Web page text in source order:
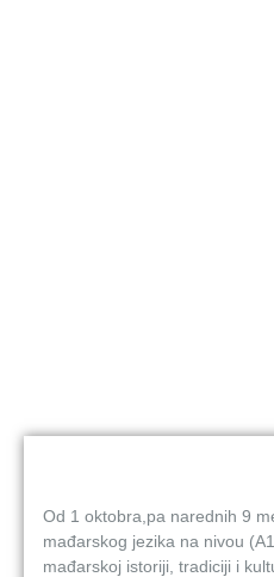
Od 1 oktobra,pa narednih 9
mađarskog jezika na nivou
mađarskoj istoriji, tradiciji i